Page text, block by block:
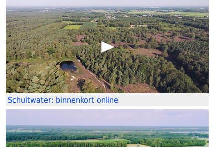
Schuitwater: binnenkort online